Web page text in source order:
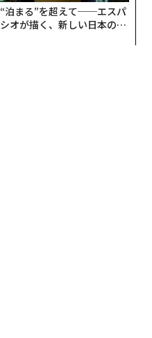
“泊まる”を超えて──エスパ
シオが描く、新しい日本のラ